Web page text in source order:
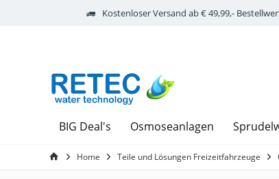
Kostenloser Versand ab € 49,99,-
BIG Deal's Osmoseanlagen
Home Teile und Lösungen Freizeitfahrzeuge